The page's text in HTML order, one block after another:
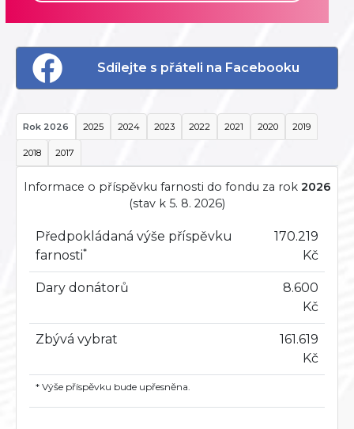
Sdílejte s přáteli na Facebooku
Rok 2026 2025 2024 2023 2022 2021 2020 2019
2018 2017
Informace o příspěvku farnosti do fondu za rok 2026
(stav k 5. 8. 2026)
Předpokládaná výše příspěvku
farnosti*
170.219
Kč
Dary donátorů
8.600
Kč
Zbývá vybrat
161.619
Kč
* Výše příspěvku bude upřesněna.